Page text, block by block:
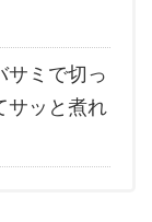
サミで切っ
サッと煮れ